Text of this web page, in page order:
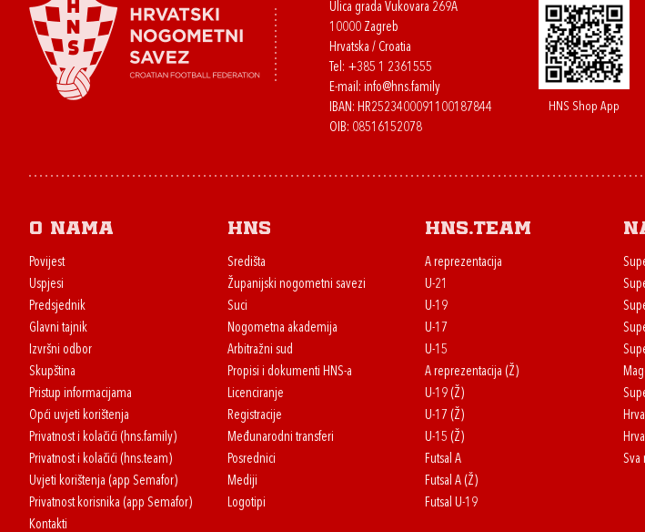
Ulica grada Vukovara 269A
10000 Zagreb
Hrvatska / Croatia
Tel: +385 1 2361555
E-mail: info@hns.family
IBAN: HR2523400091100187844
OIB: 08516152078
HNS Shop App
O nama
Povijest
Uspjesi
Predsjednik
Glavni tajnik
Izvršni odbor
Skupština
Pristup informacijama
Opći uvjeti korištenja
Privatnost i kolačići (hns.family)
Privatnost i kolačići (hns.team)
Uvjeti korištenja (app Semafor)
Privatnost korisnika (app Semafor)
Kontakti
HNS
Središta
Županijski nogometni savezi
Suci
Nogometna akademija
Arbitražni sud
Propisi i dokumenti HNS-a
Licenciranje
Registracije
Međunarodni transferi
Posrednici
Mediji
Logotipi
HNS.team
A reprezentacija
U-21
U-19
U-17
U-15
A reprezentacija (Ž)
U-19 (Ž)
U-17 (Ž)
U-15 (Ž)
Futsal A
Futsal A (Ž)
Futsal U-19
Sva